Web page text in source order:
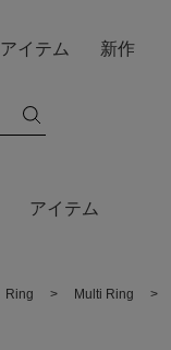
アイテム
アイテム 新作
Ring > Multi Ring >